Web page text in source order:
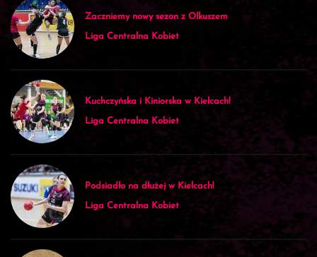
Zaczniemy nowy sezon z Olkuszem
Liga Centralna Kobiet
Kuchczyńska i Kiniorska w Kielcach!
Liga Centralna Kobiet
Podsiadło na dłużej w Kielcach!
Liga Centralna Kobiet